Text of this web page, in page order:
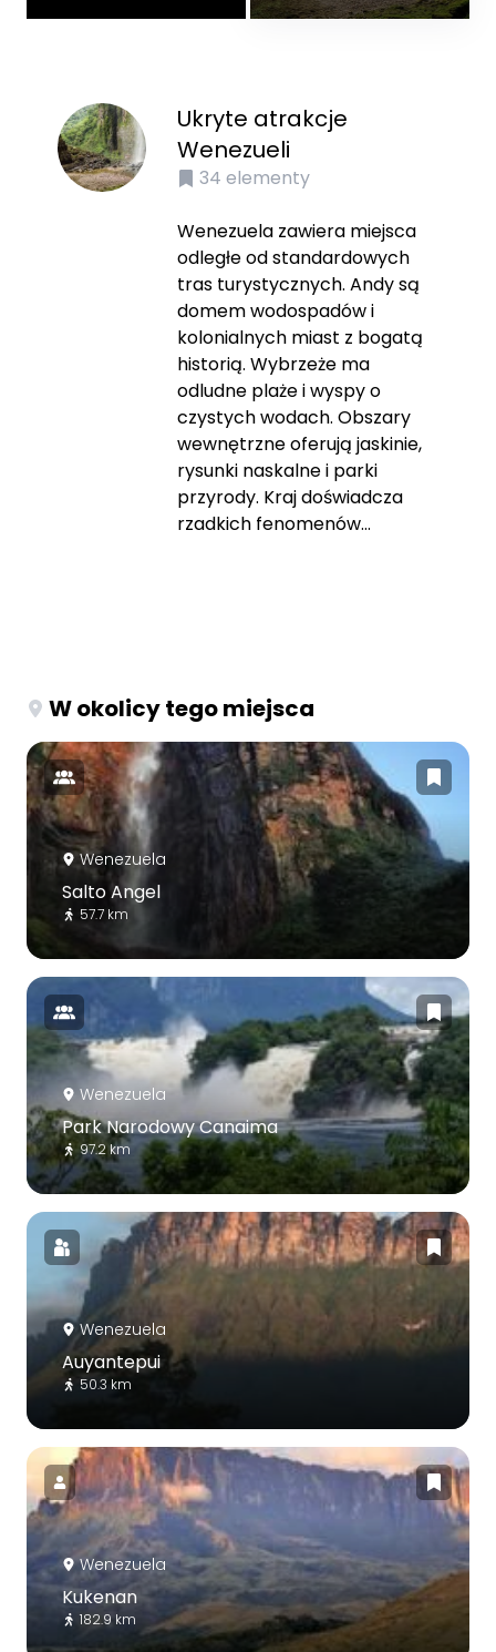
Ukryte atrakcje
Wenezueli
34 elementy
Wenezuela zawiera miejsca
odległe od standardowych
tras turystycznych. Andy są
domem wodospadów i
kolonialnych miast z bogatą
historią. Wybrzeże ma
odludne plaże i wyspy o
czystych wodach. Obszary
wewnętrzne oferują jaskinie,
rysunki naskalne i parki
przyrody. Kraj doświadcza
rzadkich fenomenów...
W okolicy tego miejsca
Wenezuela
Salto Angel
57.7 km
Wenezuela
Park Narodowy Canaima
97.2 km
Wenezuela
Auyantepui
50.3 km
Wenezuela
Kukenan
182.9 km